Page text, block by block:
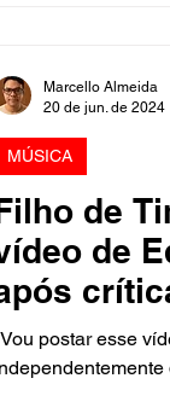
de
de
postar esse
MÚSICA
Marcello Almeida
20 de jun. de 2024